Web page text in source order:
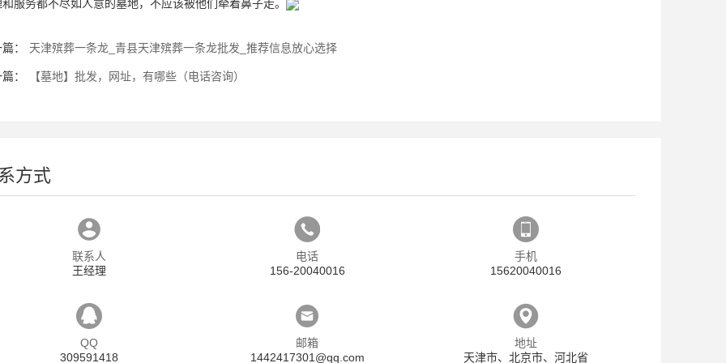
服务都不尽如人意的墓地，不应该被他们牵着鼻子走。
： 天津殡葬一条龙_青县天津殡葬一条龙批发_推荐信息放心选择
： 【墓地】批发，网址，有哪些（电话咨询）
方式
联系人
王经理
电话
156-20040016
手机
15620040016
QQ
309591418
邮箱
1442417301@qq.com
地址
天津市、北京市、河北省